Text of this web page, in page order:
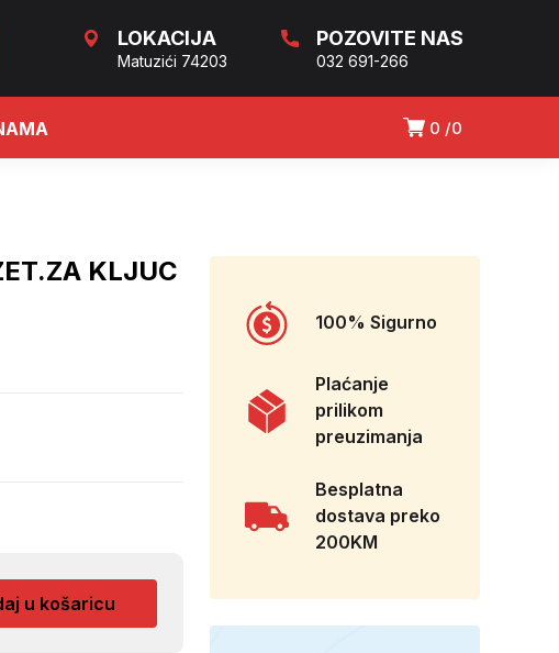
LOKACIJA
Matuzići 74203
POZOVITE NAS
032 691-266
0 0
KLJUC
u košaricu
100% Sigurno
Plaćanje
prilikom
preuzimanja
Besplatna
dostava preko
200KM